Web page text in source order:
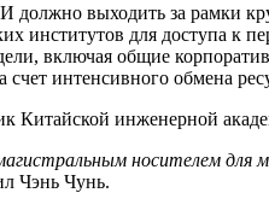
должно выходить за рамки
институтов для доступа
включая общие
интенсивного обмена
Китайской инженерной
носителем для
Чэнь Чунь.